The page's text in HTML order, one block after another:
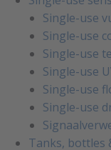
Single-use
Single-use
Single-use
Single-use
Single-use
Single-use
Tanks, bottles